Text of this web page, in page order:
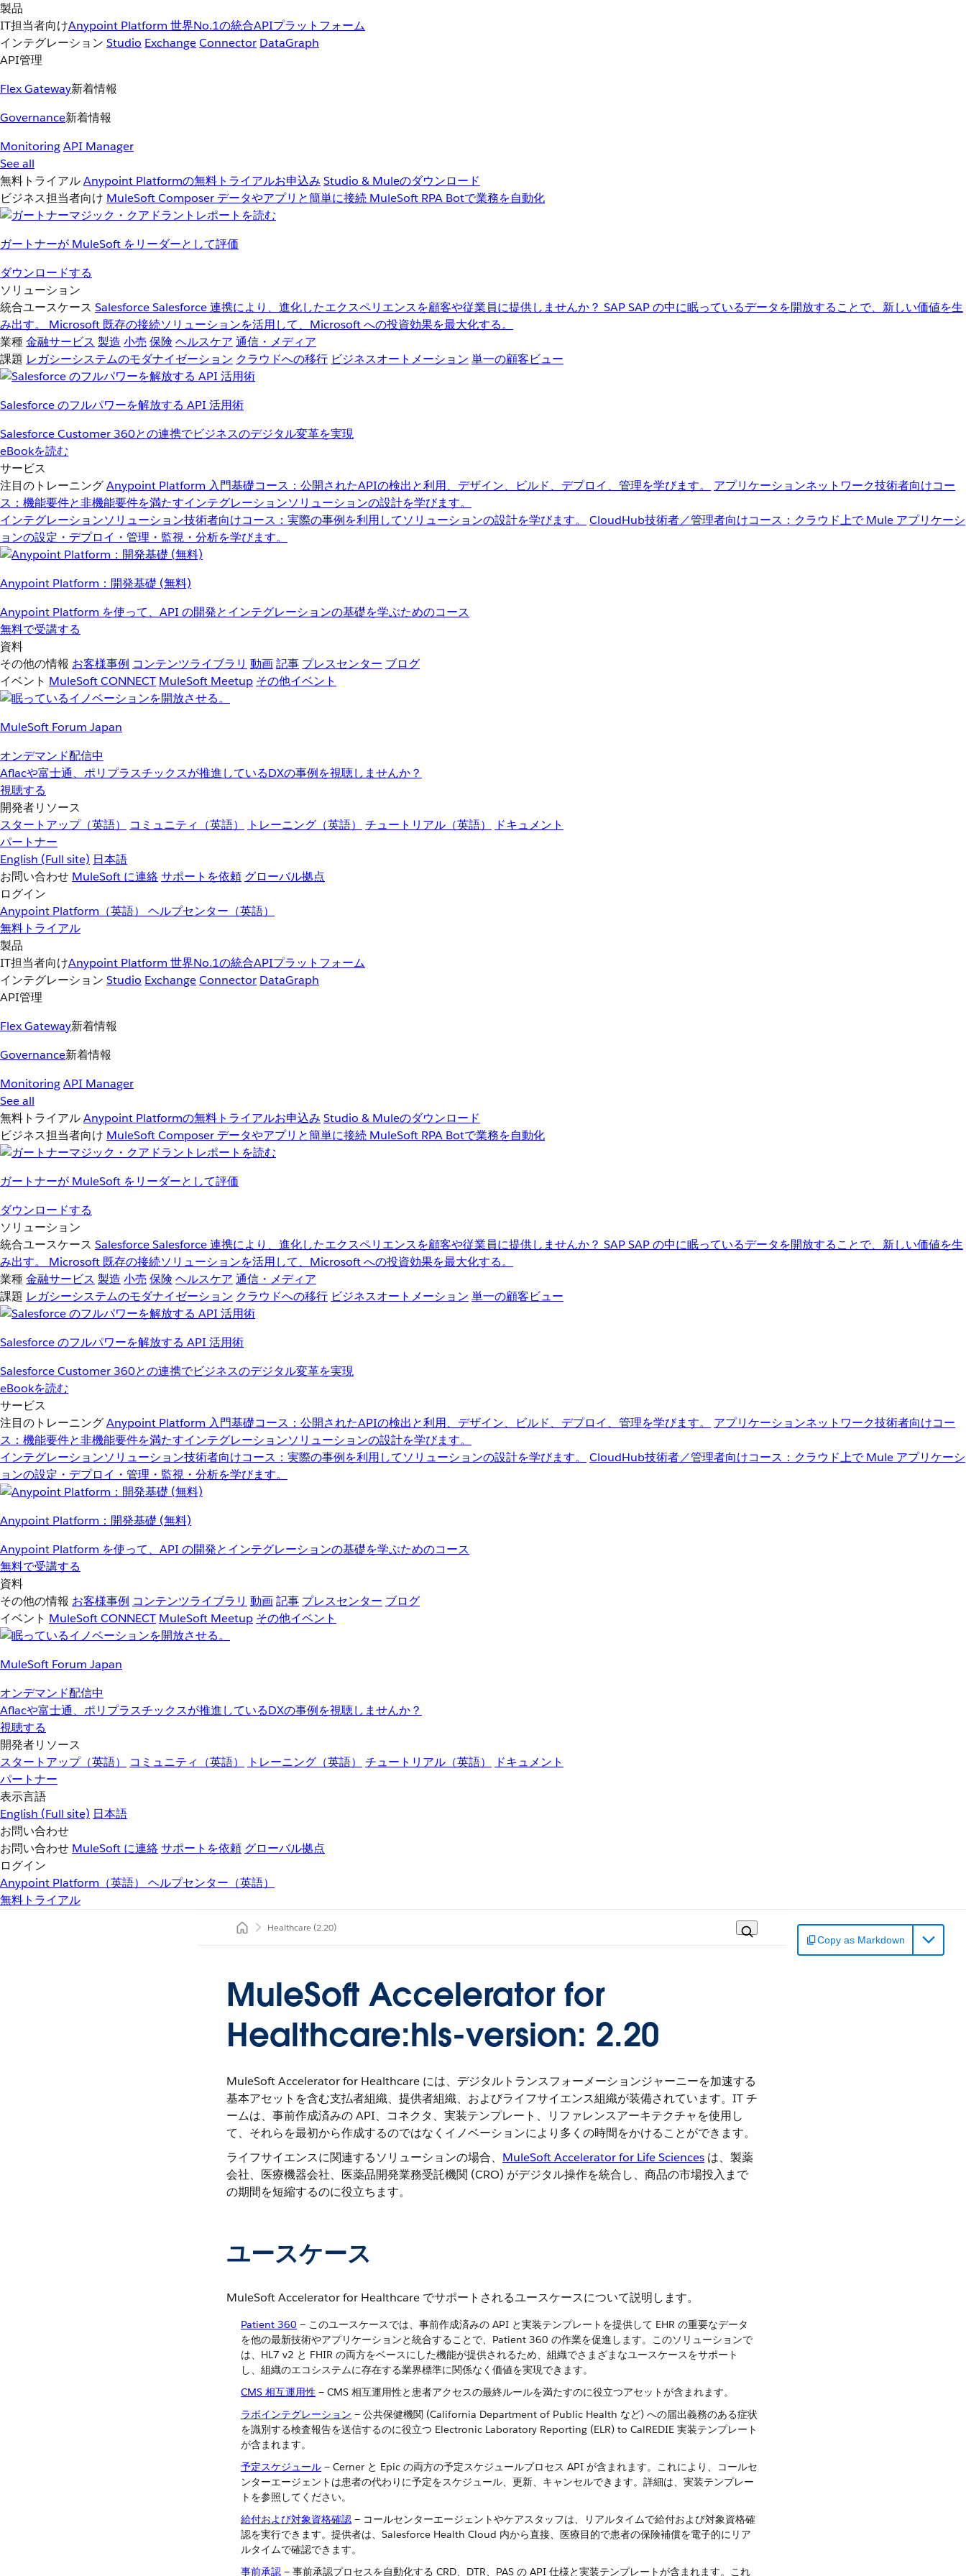
製品
IT担当者向けAnypoint Platform 世界No.1の統合APIプラットフォーム
インテグレーション Studio ExchangeConnector DataGraph
API管理
Flex Gateway新着情報
Governance新着情報
MonitoringAPI Manager
See all
無料トライアルAnypoint Platformの無料トライアルお申込み Studio & Muleのダウンロード
ビジネス担当者向け MuleSoft Composer データやアプリと簡単に接続 MuleSoft RPA Botで業務を自動化
ガートナーが MuleSoft をリーダーとして評価
ダウンロードする
ソリューション
統合ユースケース SalesforceSalesforce 連携により、進化したエクスペリエンスを顧客や従業員に提供しませんか？ SAPSAP の中に眠っているデータを開放することで、新しい価値を生
み出す。
Microsoft 既存の接続ソリューションを活用して、Microsoft への投資効果を最大化する。
業種金融サービス 製造 小売 保険 ヘルスケア 通信・メディア
課題 レガシーシステムのモダナイゼーション クラウドへの移行 ビジネスオートメーション 単一の顧客ビュー
Salesforce のフルパワーを解放する API 活用術
Salesforce Customer 360との連携でビジネスのデジタル変革を実現
eBookを読む
サービス
注目のトレーニングAnypoint Platform 入門基礎コース：公開されたAPIの検出と利用、デザイン、ビルド、デプロイ、管理を学びます。 アプリケーションネットワーク技術者向けコー
ス：機能要件と非機能要件を満たすインテグレーションソリューションの設計を学びます。
インテグレーションソリューション技術者向けコース：実際の事例を利用してソリューションの設計を学びます。 CloudHub技術者／管理者向けコース：クラウド上で Mule アプリケーシ
ョンの設定・デプロイ・管理・監視・分析を学びます。
Anypoint Platform：開発基礎 (無料)
Anypoint Platform を使って、API の開発とインテグレーションの基礎を学ぶためのコース
無料で受講する
資料
その他の情報 お客様事例 コンテンツライブラリ 動画記事 プレスセンター ブログ
イベント MuleSoft CONNECT MuleSoft Meetup その他イベント
MuleSoft Forum Japan
オンデマンド配信中
Aflacや富士通、ポリプラスチックスが推進しているDXの事例を視聴しませんか？
視聴する
開発者リソース
スタートアップ（英語）
コミュニティ（英語） トレーニング（英語） チュートリアル（英語）
ドキュメント
パートナー
English (Full site) 日本語
お問い合わせ MuleSoft に連絡サポートを依頼 グローバル拠点
ログイン
Anypoint Platform（英語） ヘルプセンター（英語）
無料トライアル
製品
IT担当者向けAnypoint Platform 世界No.1の統合APIプラットフォーム
インテグレーション Studio ExchangeConnector DataGraph
API管理
Flex Gateway新着情報
Governance新着情報
MonitoringAPI Manager
See all
無料トライアルAnypoint Platformの無料トライアルお申込み Studio & Muleのダウンロード
ビジネス担当者向け MuleSoft Composer データやアプリと簡単に接続 MuleSoft RPA Botで業務を自動化
ガートナーが MuleSoft をリーダーとして評価
ダウンロードする
ソリューション
統合ユースケース SalesforceSalesforce 連携により、進化したエクスペリエンスを顧客や従業員に提供しませんか？ SAPSAP の中に眠っているデータを開放することで、新しい価値を生
み出す。
Microsoft 既存の接続ソリューションを活用して、Microsoft への投資効果を最大化する。
業種金融サービス 製造 小売 保険 ヘルスケア 通信・メディア
課題 レガシーシステムのモダナイゼーション クラウドへの移行 ビジネスオートメーション 単一の顧客ビュー
Salesforce のフルパワーを解放する API 活用術
Salesforce Customer 360との連携でビジネスのデジタル変革を実現
eBookを読む
サービス
注目のトレーニングAnypoint Platform 入門基礎コース：公開されたAPIの検出と利用、デザイン、ビルド、デプロイ、管理を学びます。 アプリケーションネットワーク技術者向けコー
ス：機能要件と非機能要件を満たすインテグレーションソリューションの設計を学びます。
インテグレーションソリューション技術者向けコース：実際の事例を利用してソリューションの設計を学びます。 CloudHub技術者／管理者向けコース：クラウド上で Mule アプリケーシ
ョンの設定・デプロイ・管理・監視・分析を学びます。
Anypoint Platform：開発基礎 (無料)
Anypoint Platform を使って、API の開発とインテグレーションの基礎を学ぶためのコース
無料で受講する
資料
その他の情報 お客様事例 コンテンツライブラリ 動画記事 プレスセンター ブログ
イベント MuleSoft CONNECT MuleSoft Meetup その他イベント
MuleSoft Forum Japan
オンデマンド配信中
Aflacや富士通、ポリプラスチックスが推進しているDXの事例を視聴しませんか？
視聴する
開発者リソース
スタートアップ（英語）
コミュニティ（英語） トレーニング（英語） チュートリアル（英語）
ドキュメント
パートナー
表示言語
English (Full site) 日本語
お問い合わせ
お問い合わせ MuleSoft に連絡サポートを依頼 グローバル拠点
ログイン
Anypoint Platform（英語） ヘルプセンター（英語）
無料トライアル
Copy as Markdown
Healthcare (2.20)
MuleSoft Accelerator for
Healthcare:hls-version: 2.20
MuleSoft Accelerator for Healthcare には、デジタルトランスフォーメーションジャーニーを加速する
基本アセットを含む支払者組織、提供者組織、およびライフサイエンス組織が装備されています。IT チ
ームは、事前作成済みの API、コネクタ、実装テンプレート、リファレンスアーキテクチャを使用し
て、それらを最初から作成するのではなくイノベーションにより多くの時間をかけることができます。
ライフサイエンスに関連するソリューションの場合、​ MuleSoft Accelerator for Life Sciences ​ は、製薬
会社、医療機器会社、医薬品開発業務受託機関 (CRO) がデジタル操作を統合し、商品の市場投入まで
の期間を短縮するのに役立ちます。
ユースケース
MuleSoft Accelerator for Healthcare でサポートされるユースケースについて説明します。
Patient 360 ​ — このユースケースでは、事前作成済みの API と実装テンプレートを提供して EHR の重要なデータ
を他の最新技術やアプリケーションと統合することで、Patient 360 の作業を促進します。このソリューションで
は、HL7 v2 と FHIR の両方をベースにした機能が提供されるため、組織でさまざまなユースケースをサポート
し、組織のエコシステムに存在する業界標準に関係なく価値を実現できます。
CMS 相互運用性 ​ — CMS 相互運用性と患者アクセスの最終ルールを満たすのに役立つアセットが含まれます。
ラボインテグレーション ​ — 公共保健機関 (California Department of Public Health など) への届出義務のある症状
を識別する検査報告を送信するのに役立つ Electronic Laboratory Reporting (ELR) to CalREDIE 実装テンプレート
が含まれます。
予定スケジュール ​ — Cerner と Epic の両方の予定スケジュールプロセス API が含まれます。これにより、コールセ
ンターエージェントは患者の代わりに予定をスケジュール、更新、キャンセルできます。詳細は、実装テンプレー
トを参照してください。
給付および対象資格確認 ​ — コールセンターエージェントやケアスタッフは、リアルタイムで給付および対象資格確
認を実行できます。提供者は、Salesforce Health Cloud 内から直接、医療目的で患者の保険補償を電子的にリア
ルタイムで確認できます。
事前承認 ​ — 事前承認プロセスを自動化する CRD、DTR、PAS の API 仕様と実装テンプレートが含まれます。これ